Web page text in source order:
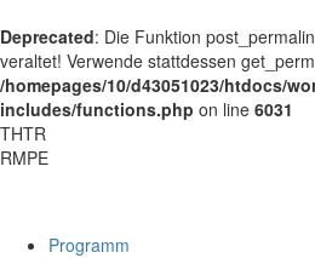
Deprecated: Die Funktion
veraltet! Verwende stattdessen
/homepages/10/d43051023/htdocs/
includes/functions.php on line 6031
THTR
RMPE
Programm